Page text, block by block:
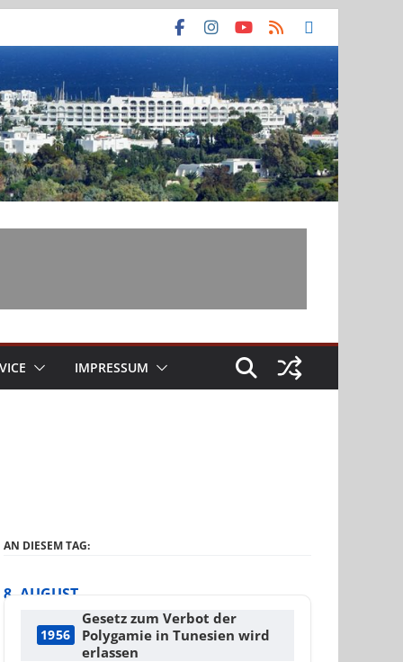
IMPRESSUM
AN DIESEM TAG:
8. AUGUST
1956
Gesetz zum Verbot der
Polygamie in Tunesien wird
erlassen